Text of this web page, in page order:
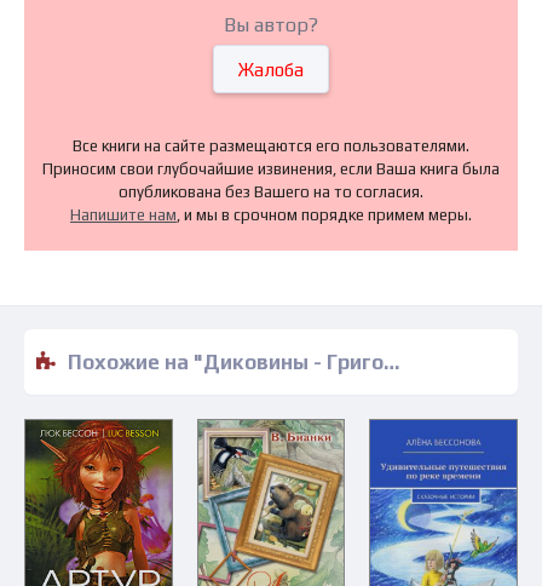
Вы автор?
Жалоба
Все книги на сайте размещаются его пользователями.
Приносим свои глубочайшие извинения, если Ваша книга была
опубликована без Вашего на то согласия.
Напишите нам, и мы в срочном порядке примем меры.
Похожие на "Диковины - Григорий Диков" книги читать бесплатно полные версии